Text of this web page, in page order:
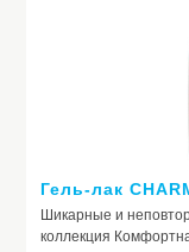
Гель-лак
Шикарные и
коллекция